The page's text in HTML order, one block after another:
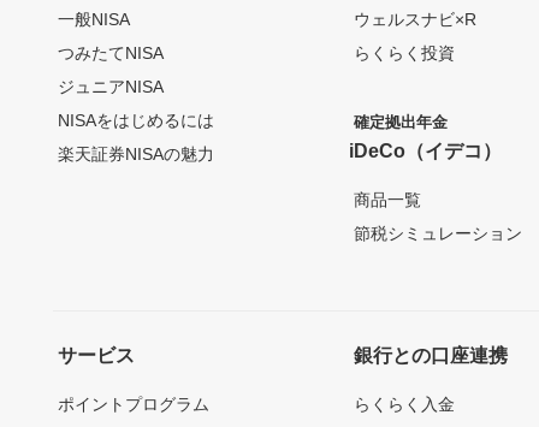
一般NISA
つみたてNISA
ジュニアNISA
NISAをはじめるには
楽天証券NISAの魅力
ウェルスナビ×R
らくらく投資
確定拠出年金
iDeCo（イデコ）
商品一覧
節税シミュレーション
サービス
ポイントプログラム
銀行との口座連携
らくらく入金